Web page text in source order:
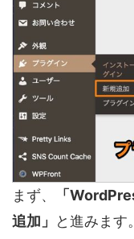
まず、
「
追加」
と進みます。